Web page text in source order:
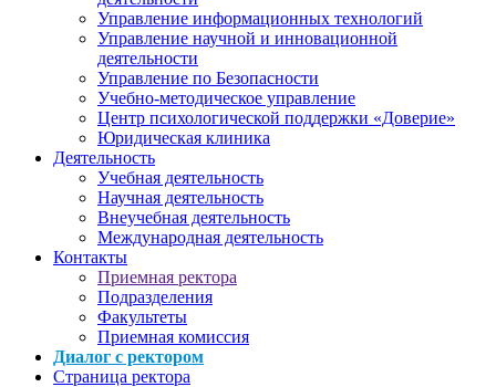
Управление информационных технологий
Управление научной и инновационной
деятельности
Управление по Безопасности
Учебно-методическое управление
Центр психологической поддержки «Доверие»
Юридическая клиника
Деятельность
Учебная деятельность
Научная деятельность
Внеучебная деятельность
Международная деятельность
Контакты
Приемная ректора
Подразделения
Факультеты
Приемная комиссия
Диалог с ректором
Страница ректора